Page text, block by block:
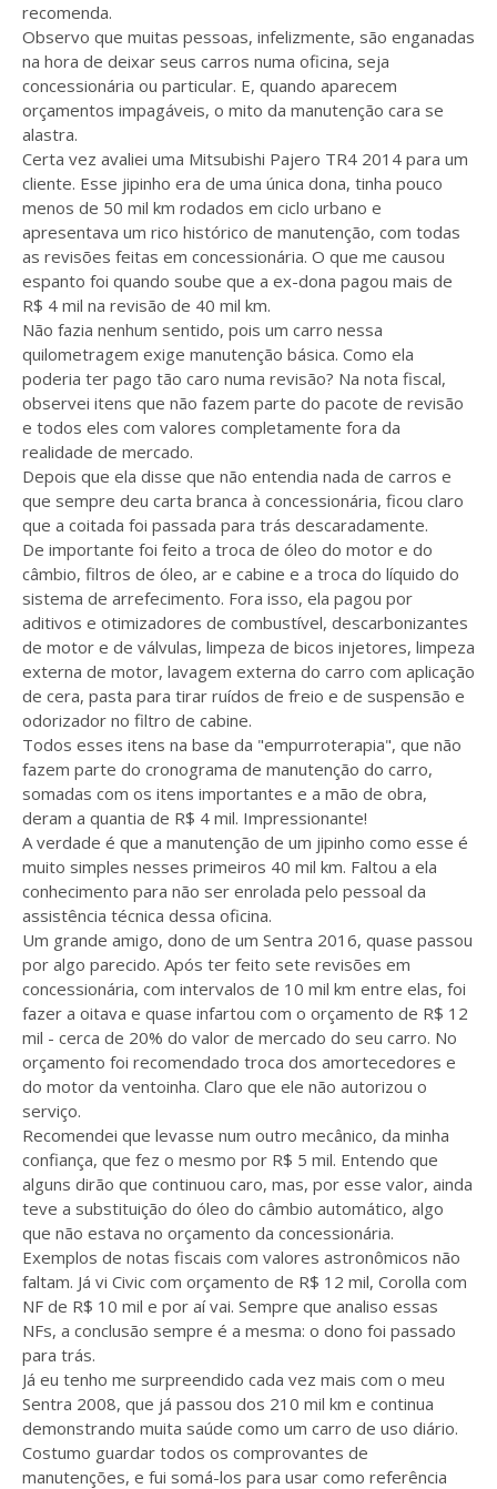
recomenda.
Observo que muitas pessoas, infelizmente, são enganadas
na hora de deixar seus carros numa oficina, seja
concessionária ou particular. E, quando aparecem
orçamentos impagáveis, o mito da manutenção cara se
alastra.
Certa vez avaliei uma Mitsubishi Pajero TR4 2014 para um
cliente. Esse jipinho era de uma única dona, tinha pouco
menos de 50 mil km rodados em ciclo urbano e
apresentava um rico histórico de manutenção, com todas
as revisões feitas em concessionária. O que me causou
espanto foi quando soube que a ex-dona pagou mais de
R$ 4 mil na revisão de 40 mil km.
Não fazia nenhum sentido, pois um carro nessa
quilometragem exige manutenção básica. Como ela
poderia ter pago tão caro numa revisão? Na nota fiscal,
observei itens que não fazem parte do pacote de revisão
e todos eles com valores completamente fora da
realidade de mercado.
Depois que ela disse que não entendia nada de carros e
que sempre deu carta branca à concessionária, ficou claro
que a coitada foi passada para trás descaradamente.
De importante foi feito a troca de óleo do motor e do
câmbio, filtros de óleo, ar e cabine e a troca do líquido do
sistema de arrefecimento. Fora isso, ela pagou por
aditivos e otimizadores de combustível, descarbonizantes
de motor e de válvulas, limpeza de bicos injetores, limpeza
externa de motor, lavagem externa do carro com aplicação
de cera, pasta para tirar ruídos de freio e de suspensão e
odorizador no filtro de cabine.
Todos esses itens na base da "empurroterapia", que não
fazem parte do cronograma de manutenção do carro,
somadas com os itens importantes e a mão de obra,
deram a quantia de R$ 4 mil. Impressionante!
A verdade é que a manutenção de um jipinho como esse é
muito simples nesses primeiros 40 mil km. Faltou a ela
conhecimento para não ser enrolada pelo pessoal da
assistência técnica dessa oficina.
Um grande amigo, dono de um Sentra 2016, quase passou
por algo parecido. Após ter feito sete revisões em
concessionária, com intervalos de 10 mil km entre elas, foi
fazer a oitava e quase infartou com o orçamento de R$ 12
mil - cerca de 20% do valor de mercado do seu carro. No
orçamento foi recomendado troca dos amortecedores e
do motor da ventoinha. Claro que ele não autorizou o
serviço.
Recomendei que levasse num outro mecânico, da minha
confiança, que fez o mesmo por R$ 5 mil. Entendo que
alguns dirão que continuou caro, mas, por esse valor, ainda
teve a substituição do óleo do câmbio automático, algo
que não estava no orçamento da concessionária.
Exemplos de notas fiscais com valores astronômicos não
faltam. Já vi Civic com orçamento de R$ 12 mil, Corolla com
NF de R$ 10 mil e por aí vai. Sempre que analiso essas
NFs, a conclusão sempre é a mesma: o dono foi passado
para trás.
Já eu tenho me surpreendido cada vez mais com o meu
Sentra 2008, que já passou dos 210 mil km e continua
demonstrando muita saúde como um carro de uso diário.
Costumo guardar todos os comprovantes de
manutenções, e fui somá-los para usar como referência